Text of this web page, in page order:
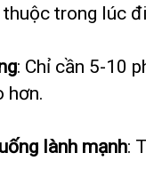
thuộc trong lúc
: Chỉ cần 5-10
hơn.
lành mạnh: